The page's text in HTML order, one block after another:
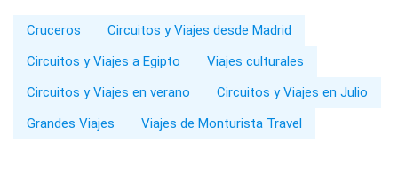
Cruceros
Circuitos y Viajes desde Madrid
Circuitos y Viajes a Egipto
Viajes culturales
Circuitos y Viajes en verano
Circuitos y Viajes en Julio
Grandes Viajes
Viajes de Monturista Travel